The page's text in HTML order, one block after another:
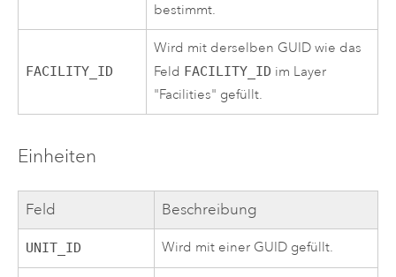
bestimmt.
FACILITY_ID
Wird mit derselben GUID wie das
Feld FACILITY_ID im Layer
"Facilities" gefüllt.
Einheiten
Feld Beschreibung
UNIT_ID Wird mit einer GUID gefüllt.